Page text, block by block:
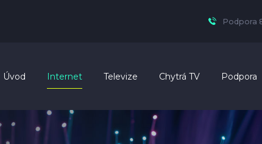
Podpora
Úvod Internet Televize Chytrá TV Podpora